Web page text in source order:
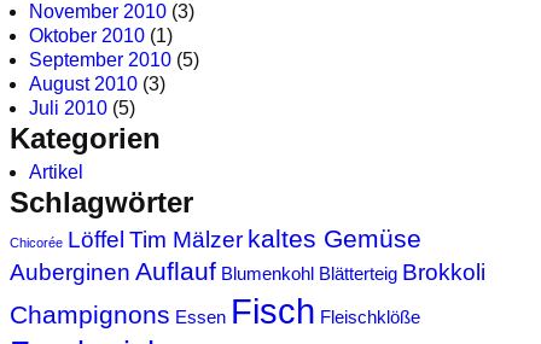
November 2010 (3)
Oktober 2010 (1)
September 2010 (5)
August 2010 (3)
Juli 2010 (5)
Kategorien
Artikel
Schlagwörter
Chicorée Löffel Tim Mälzer kaltes Gemüse
Auberginen Auflauf Blumenkohl Blätterteig Brokkoli
Champignons Essen Fisch Fleischklöße